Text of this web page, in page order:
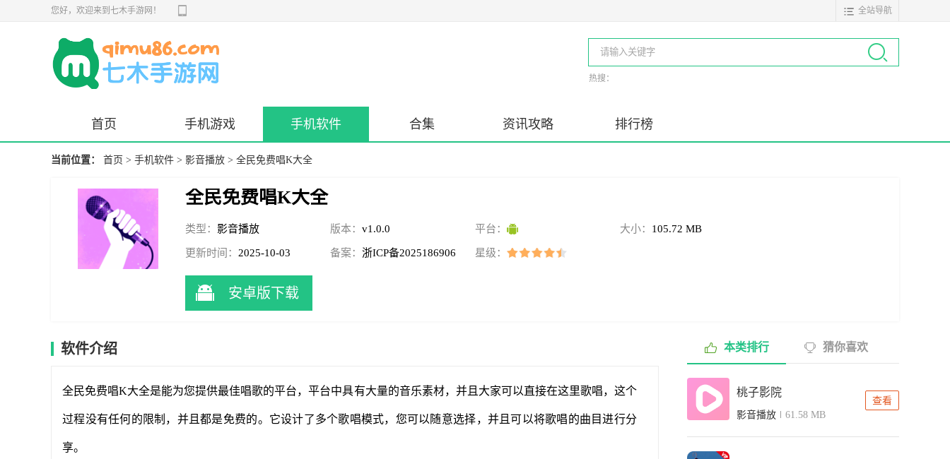
您好，欢迎来到七木手游网！ 全站导航
热搜：
首页 手机游戏 手机软件 合集 资讯攻略 排行榜
当前位置： 首页 > 手机软件 > 影音播放 > 全民免费唱K大全
全民免费唱K大全
类型： 影音播放 版本： v1.0.0 平台： 大小： 105.72 MB
更新时间： 2025-10-03
09:15:02
备案： 浙ICP备2025186906 星级：
安卓版下载
软件介绍
全民免费唱K大全是能为您提供最佳唱歌的平台，平台中具有大量的音乐素材，并且大家可以直接在这里歌唱，这个
过程没有任何的限制，并且都是免费的。它设计了多个歌唱模式，您可以随意选择，并且可以将歌唱的曲目进行分
享。
本类排行 猜你喜欢
桃子影院
影音播放 61.58 MB
查看